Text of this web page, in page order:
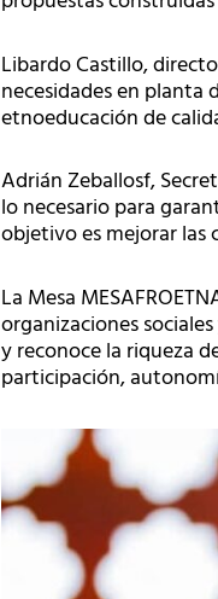
Libardo Castillo,
necesidades en planta
etnoeducación de
Adrián Zeballosf,
lo necesario para
objetivo es mejorar las
La Mesa
organizaciones
y reconoce la riqueza
participación,